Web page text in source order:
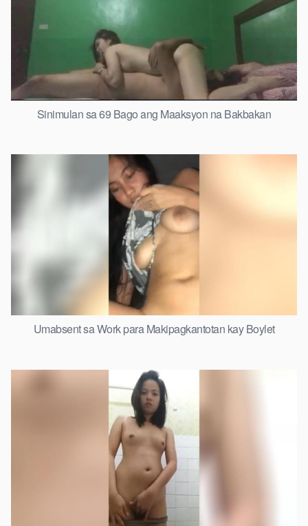
Sinimulan sa 69 Bago ang Maaksyon na Bakbakan
Umabsent sa Work para Makipagkantotan kay Boylet